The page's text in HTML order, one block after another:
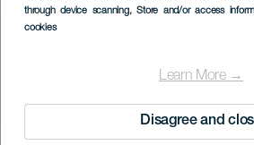
through device scanning, Store and/or access
cookies
Learn More →
Disagree and